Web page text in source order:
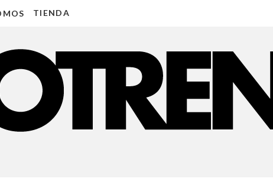
TIENDA